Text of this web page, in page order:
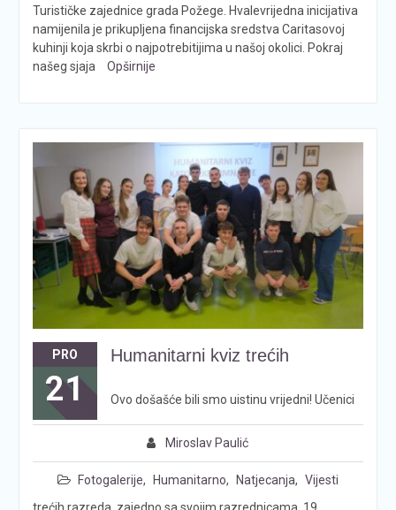
Turističke zajednice grada Požege. Hvalevrijedna inicijativa
namijenila je prikupljena financijska sredstva Caritasovoj
kuhinji koja skrbi o najpotrebitijima u našoj okolici. Pokraj
našeg sjaja
Opširnije
PRO
21
Humanitarni kviz trećih
Miroslav Paulić
Fotogalerije, Humanitarno, Natjecanja, Vijesti
Ovo došašće bili smo uistinu vrijedni! Učenici
trećih razreda, zajedno sa svojim razrednicama, 19.